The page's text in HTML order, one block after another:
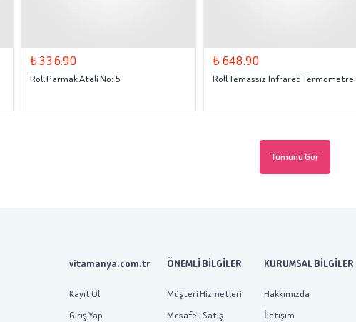
₺ 336.90
Roll Parmak Ateli No: 5
₺ 648.90
Roll Temassız Infrared Termometre
Tümünü Gör
vitamanya.com.tr
Kayıt Ol
Giriş Yap
ÖNEMLİ BİLGİLER
Müşteri Hizmetleri
Mesafeli Satış
KURUMSAL BİLGİLER
Hakkımızda
İletişim